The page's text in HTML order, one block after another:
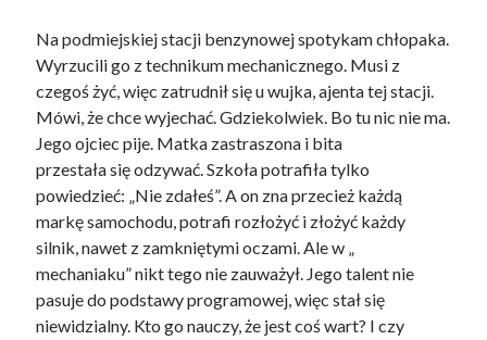
Na podmiejskiej stacji benzynowej spotykam chłopaka.
Wyrzucili go z technikum mechanicznego. Musi z
czegoś żyć, więc zatrudnił się u wujka, ajenta tej stacji.
Mówi, że chce wyjechać. Gdziekolwiek. Bo tu nic nie ma.
Jego ojciec pije. Matka zastraszona i bita
przestała się odzywać. Szkoła potrafiła tylko
powiedzieć: „Nie zdałeś”. A on zna przecież każdą
markę samochodu, potrafi rozłożyć i złożyć każdy
silnik, nawet z zamkniętymi oczami. Ale w „
mechaniaku” nikt tego nie zauważył. Jego talent nie
pasuje do podstawy programowej, więc stał się
niewidzialny. Kto go nauczy, że jest coś wart? I czy